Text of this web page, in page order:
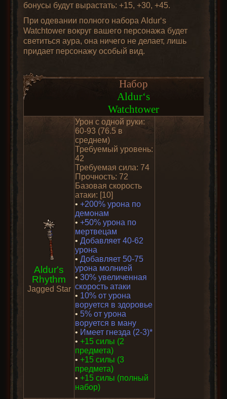
бонусы будут вырастать: +15, +30, +45.
При одевании полного набора Aldur‘s
Watchtower вокруг вашего персонажа будет
светиться аура, она ничего не делает, лишь
придает персонажу особый вид.
Набор
Aldur‘s
Watchtower
Aldur's
Rhythm
Jagged Star
Урон с одной руки:
60-93 (76.5 в
среднем)
Требуемый уровень:
42
Требуемая сила: 74
Прочность: 72
Базовая скорость
атаки: [10]
• +200% урона по
демонам
• +50% урона по
мертвецам
• Добавляет 40-62
урона
• Добавляет 50-75
урона молнией
• 30% увеличенная
скорость атаки
• 10% от урона
воруется в здоровье
• 5% от урона
воруется в ману
• Имеет гнезда (2-3)*
• +15 силы (2
предмета)
• +15 силы (3
предмета)
• +15 силы (полный
набор)